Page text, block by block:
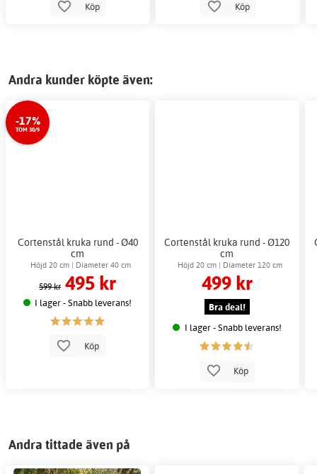
Köp Köp
Andra kunder köpte även:
-17%
TOM 30/9
Cortenstål kruka rund - Ø40
cm
Höjd 20 cm | Diameter 40 cm
599 kr 495 kr
I lager - Snabb leverans!
Köp
Cortenstål kruka rund - Ø120
cm
Höjd 20 cm | Diameter 120 cm
499 kr
Bra deal!
I lager - Snabb leverans!
Köp
Andra tittade även på